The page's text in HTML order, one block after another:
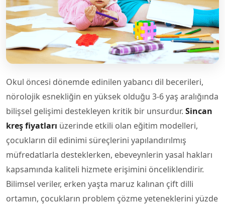
Okul öncesi dönemde edinilen yabancı dil becerileri,
nörolojik esnekliğin en yüksek olduğu 3-6 yaş aralığında
bilişsel gelişimi destekleyen kritik bir unsurdur. Sincan
kreş fiyatları üzerinde etkili olan eğitim modelleri,
çocukların dil edinimi süreçlerini yapılandırılmış
müfredatlarla desteklerken, ebeveynlerin yasal hakları
kapsamında kaliteli hizmete erişimini önceliklendirir.
Bilimsel veriler, erken yaşta maruz kalınan çift dilli
ortamın, çocukların problem çözme yeteneklerini yüzde